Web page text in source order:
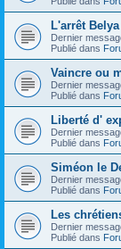
L'arrêt
Dernier
Publié dans
Vaincre ou
Dernier
Publié dans
Liberté d'
Dernier
Publié dans
Siméon le
Dernier
Publié dans
Les
Dernier
Publié dans